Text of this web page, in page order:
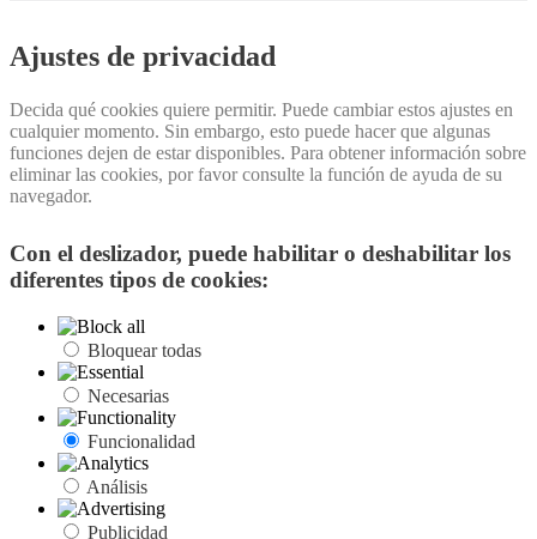
Ajustes de privacidad
Decida qué cookies quiere permitir. Puede cambiar estos ajustes en
cualquier momento. Sin embargo, esto puede hacer que algunas
funciones dejen de estar disponibles. Para obtener información sobre
eliminar las cookies, por favor consulte la función de ayuda de su
navegador.
Con el deslizador, puede habilitar o deshabilitar los
diferentes tipos de cookies:
Bloquear todas
Necesarias
Funcionalidad
Análisis
Publicidad